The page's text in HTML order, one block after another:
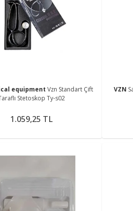
equipment Vzn Standart Çift
Stetoskop Ty-s02
1.059,25 TL
VZN